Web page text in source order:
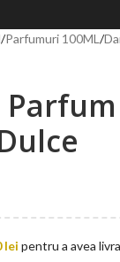
/Parfumuri 100ML /
lei pentru a avea